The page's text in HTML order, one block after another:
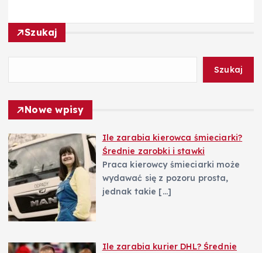
a
w
p
i
s
u
Szukaj
Szukaj
Nowe wpisy
Ile zarabia kierowca śmieciarki?
Średnie zarobki i stawki
Praca kierowcy śmieciarki może
wydawać się z pozoru prosta,
jednak takie […]
Ile zarabia kurier DHL? Średnie